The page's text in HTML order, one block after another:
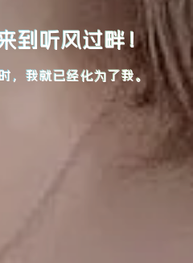
到听风过畔！
，我就已经化为了我。